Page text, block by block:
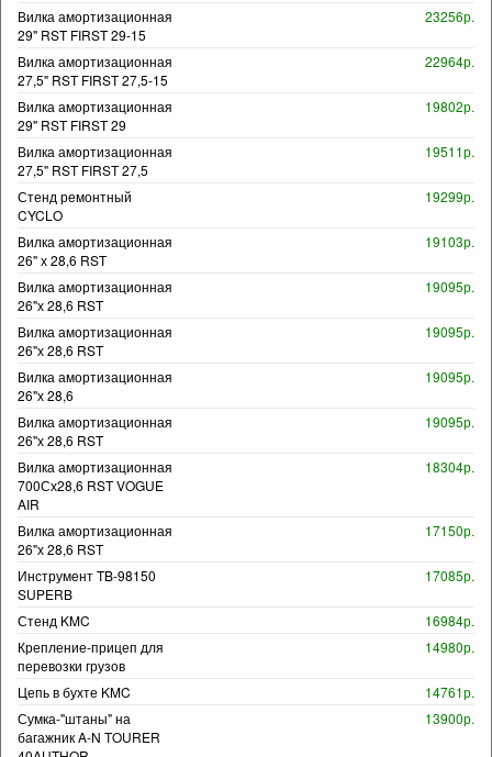
Вилка амортизационная
29" RST FIRST 29-15
23256р.
Вилка амортизационная
27,5" RST FIRST 27,5-15
22964р.
Вилка амортизационная
29" RST FIRST 29
19802р.
Вилка амортизационная
27,5" RST FIRST 27,5
19511р.
Стенд ремонтный
CYCLO
19299р.
Вилка амортизационная
26" х 28,6 RST
19103р.
Вилка амортизационная
26"х 28,6 RST
19095р.
Вилка амортизационная
26"х 28,6 RST
19095р.
Вилка амортизационная
26"х 28,6
19095р.
Вилка амортизационная
26"х 28,6 RST
19095р.
Вилка амортизационная
700Сх28,6 RST VOGUE
AIR
18304р.
Вилка амортизационная
26"х 28,6 RST
17150р.
Инструмент TB-98150
SUPERB
17085р.
Стенд KMC
16984р.
Крепление-прицеп для
перевозки грузов
14980р.
Цепь в бухте KMC
14761р.
Сумка-"штаны" на
багажник A-N TOURER
13900р.